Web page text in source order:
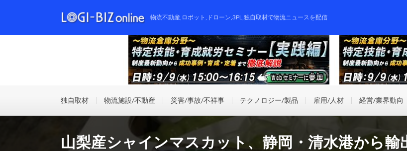
物流不動産,ロボット,ドローン,3PL,独自取材で物流ニュースを配信
独自取材 物流施設/不動産 災害/事故/不祥事 テクノロジー/製品 雇用/人材 経営/業界動向
山梨産シャインマスカット、静岡・清水港から輸